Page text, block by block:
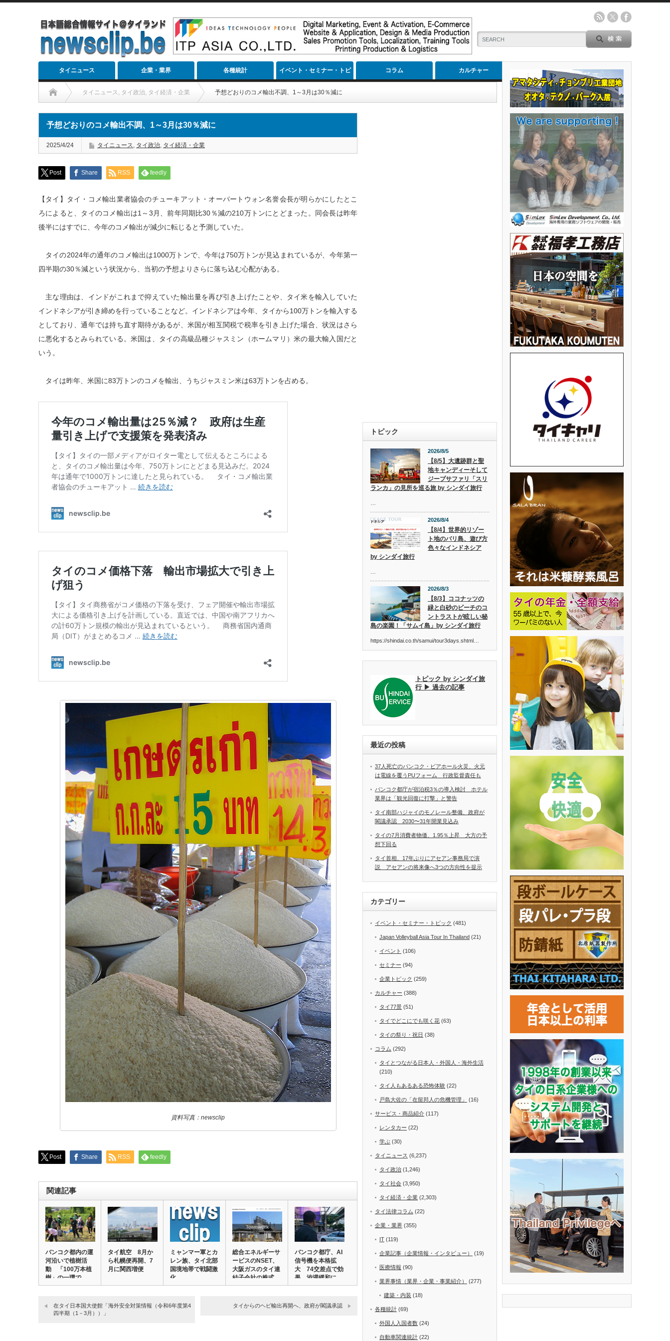
タイニュース 企業・業界 各種統計 イベント・セミナー・トピ
ック
コラム カルチャー
タイニュース, タイ政治, タイ経済・企業 予想どおりのコメ輸出不調、1～3月は30％減に
予想どおりのコメ輸出不調、1～3月は30％減に
2025/4/24 タイニュース, タイ政治, タイ経済・企業
Post Share RSS feedly
【タイ】タイ・コメ輸出業者協会のチューキアット・オーパートウォン名誉会長が明らかにしたとこ
ろによると、タイのコメ輸出は1～3月、前年同期比30％減の210万トンにとどまった。同会長は昨年
後半にはすでに、今年のコメ輸出が減少に転じると予測していた。
タイの2024年の通年のコメ輸出は1000万トンで、今年は750万トンが見込まれているが、今年第一
四半期の30％減という状況から、当初の予想よりさらに落ち込む心配がある。
主な理由は、インドがこれまで抑えていた輸出量を再び引き上げたことや、タイ米を輸入していた
インドネシアが引き締めを行っていることなど。インドネシアは今年、タイから100万トンを輸入する
としており、通年では持ち直す期待があるが、米国が相互関税で税率を引き上げた場合、状況はさら
に悪化するとみられている。米国は、タイの高級品種ジャスミン（ホームマリ）米の最大輸入国だと
いう。
タイは昨年、米国に83万トンのコメを輸出、うちジャスミン米は63万トンを占める。
資料写真：newsclip
Post Share RSS feedly
関連記事
バンコク都内の運
河沿いで植樹活
動 「100万本植
樹」の一環で
タイ航空 8月か
ら札幌便再開、7
月に関西増便
ミャンマー軍とカ
レン族、タイ北部
国境地帯で戦闘激
化
総合エネルギーサ
ービスのNSET、
大阪ガスのタイ連
結子会社の株式…
バンコク都庁、AI
信号機を本格拡
大 74交差点で効
果、渋滞緩和に…
在タイ日本国大使館「海外安全対策情報（令和6年度第4
四半期（1－3月））」
タイからのヘビ輸出再開へ、政府が閣議承認
トピック
2026/8/5
【8/5】大遺跡群と聖
地キャンディーそして
ジープサファリ「スリ
ランカ」の見所を巡る旅 by シンダイ旅行
2026/8/4
【8/4】世界的リゾー
ト地のバリ島、遊び方
色々なインドネシア
by シンダイ旅行
2026/8/3
【8/3】ココナッツの
緑と白砂のビーチのコ
ントラストが眩しい秘
島の楽園！「サムイ島」by シンダイ旅行
https://shindai.co.th/samui/tour3days.shtml…
トピック by シンダイ旅
行 ▶ 過去の記事
最近の投稿
37人死亡のバンコク・ビアホール火災、火元
は電線を覆うPUフォーム 行政監督責任も
バンコク都庁が宿泊税3％の導入検討 ホテル
業界は「観光回復に打撃」と警告
タイ南部ハジャイのモノレール整備、政府が
閣議承認 2030〜31年開業見込み
タイの7月消費者物価、1.95％上昇 大方の予
想下回る
タイ首相、17年ぶりにアセアン事務局で演
説 アセアンの将来像へ3つの方向性を提示
カテゴリー
イベント・セミナー・トピック (481)
Japan Volleyball Asia Tour In Thailand (21)
イベント (106)
セミナー (94)
企業トピック (259)
カルチャー (388)
タイ77景 (51)
タイでどこにでも咲く花 (63)
タイの祭り・祝日 (38)
コラム (292)
タイとつながる日本人・外国人・海外生活
(210)
タイ人もあるある恐怖体験 (22)
戸島大佐の「在留邦人の危機管理」 (16)
サービス・商品紹介 (117)
レンタカー (22)
学ぶ (30)
タイニュース (6,237)
タイ政治 (1,246)
タイ社会 (3,950)
タイ経済・企業 (2,303)
タイ法律コラム (22)
企業・業界 (355)
IT (119)
企業記事（企業情報・インタビュー） (19)
医療情報 (90)
業界事情（業界・企業・事業紹介） (277)
建築・内装 (18)
各種統計 (69)
外国人入国者数 (24)
自動車関連統計 (22)